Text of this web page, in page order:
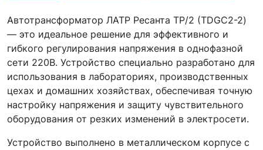
Автотрансформатор ЛАТР Ресанта ТР/2 (TDGC2-2)
— это идеальное решение для эффективного и
гибкого регулирования напряжения в однофазной
сети 220В. Устройство специально разработано для
использования в лабораториях, производственных
цехах и домашних хозяйствах, обеспечивая точную
настройку напряжения и защиту чувствительного
оборудования от резких изменений в электросети.
Устройство выполнено в металлическом корпусе с